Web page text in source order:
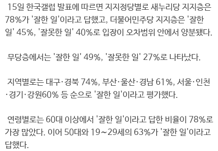
15일 한국갤럽 발표에 따르면 지지정당별로 새누리당 지지층은
78%가 '잘한 일'이라고 답했고, 더불어민주당 지지층은 '잘한
일' 45%, '잘못한 일' 40%로 입장이 오차범위 안에서 양분됐다.
무당층에서는 '잘한 일' 49%, '잘못한 일' 27%로 나타났다.
지역별로는 대구·경북 74%, 부산·울산·경남 61%, 서울·인천
·경기·강원60% 등 순으로 '잘한 일'이라고 평가했다.
연령별로는 60대 이상에서 '잘한 일'이라고 답한 비율이 78%로
가장 많았다. 이어 50대와 19∼29세의 63%가 '잘한 일'이라고
답했다.